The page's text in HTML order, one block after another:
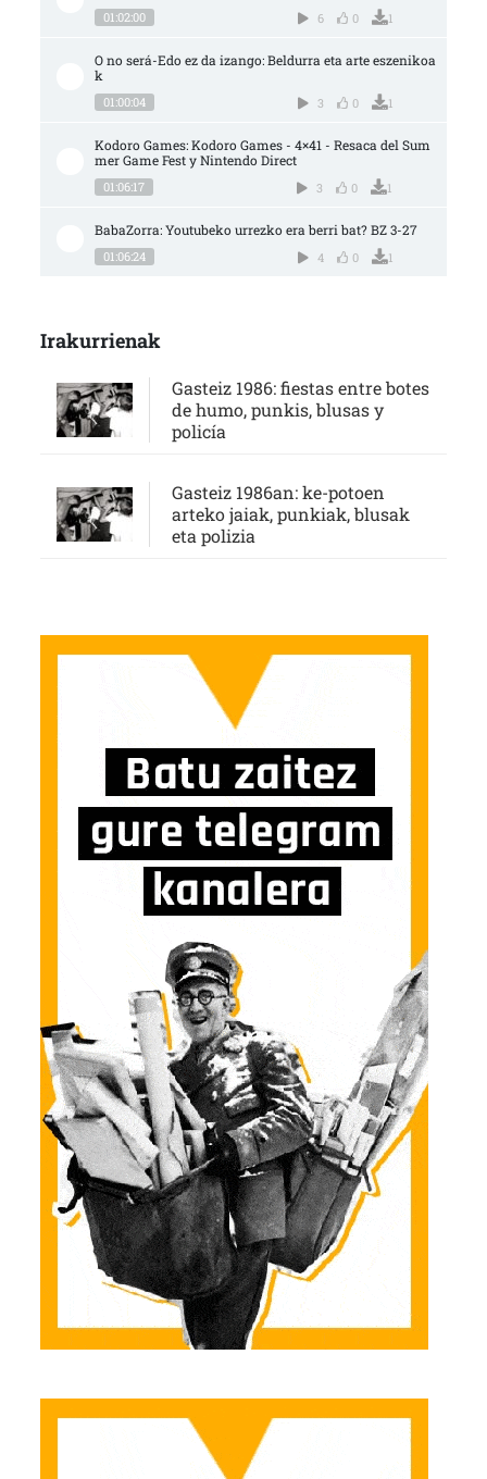
01:02:00 6 0 1
O no será-Edo ez da izango: Beldurra eta arte eszenikoa
k
01:00:04 3 0 1
Kodoro Games: Kodoro Games - 4×41 - Resaca del Sum
mer Game Fest y Nintendo Direct
01:06:17 3 0 1
BabaZorra: Youtubeko urrezko era berri bat? BZ 3-27
01:06:24 4 0 1
Irakurrienak
Gasteiz 1986: fiestas entre botes
de humo, punkis, blusas y
policía
Gasteiz 1986an: ke-potoen
arteko jaiak, punkiak, blusak
eta polizia